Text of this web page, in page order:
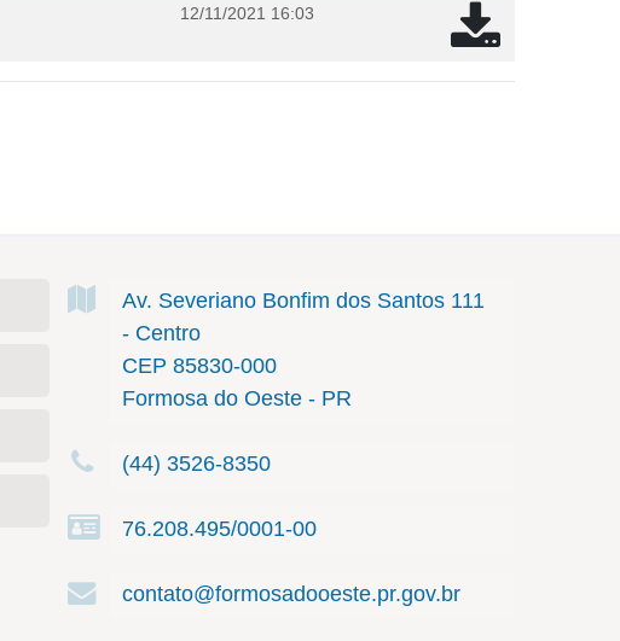
12/11/2021 16:03
Av. Severiano Bonfim dos Santos 111
- Centro
CEP 85830-000
Formosa do Oeste - PR
(44) 3526-8350
76.208.495/0001-00
contato@formosadooeste.pr.gov.br